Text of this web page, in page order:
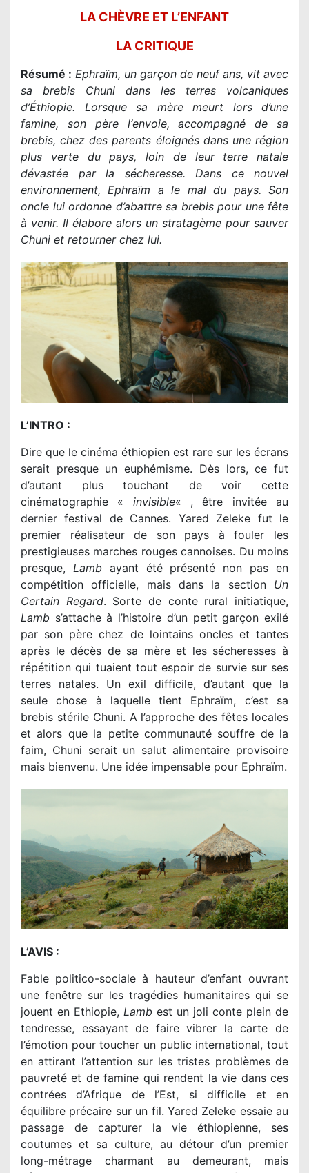
LA CHÈVRE ET L’ENFANT
LA CRITIQUE
Résumé : Ephraïm, un garçon de neuf ans, vit avec
sa brebis Chuni dans les terres volcaniques
d’Éthiopie. Lorsque sa mère meurt lors d’une
famine, son père l‘envoie, accompagné de sa
brebis, chez des parents éloignés dans une région
plus verte du pays, loin de leur terre natale
dévastée par la sécheresse. Dans ce nouvel
environnement, Ephraïm a le mal du pays. Son
oncle lui ordonne d’abattre sa brebis pour une fête
à venir. Il élabore alors un stratagème pour sauver
Chuni et retourner chez lui.
L’INTRO :
Dire que le cinéma éthiopien est rare sur les écrans
serait presque un euphémisme. Dès lors, ce fut
d’autant plus touchant de voir cette
cinématographie « invisible« , être invitée au
dernier festival de Cannes. Yared Zeleke fut le
premier réalisateur de son pays à fouler les
prestigieuses marches rouges cannoises. Du moins
presque, Lambayant été présenté non pas en
compétition officielle, mais dans la section Un
Certain Regard. Sorte de conte rural initiatique,
Lamb s’attache à l’histoire d’un petit garçon exilé
par son père chez de lointains oncles et tantes
après le décès de sa mère et les sécheresses à
répétition qui tuaient tout espoir de survie sur ses
terres natales. Un exil difficile, d’autant que la
seule chose à laquelle tient Ephraïm, c’est sa
brebis stérile Chuni. A l’approche des fêtes locales
et alors que la petite communauté souffre de la
faim, Chuni serait un salut alimentaire provisoire
mais bienvenu. Une idée impensable pour Ephraïm.
L’AVIS :
Fable politico-sociale à hauteur d’enfant ouvrant
une fenêtre sur les tragédies humanitaires qui se
jouent en Ethiopie, Lamb est un joli conte plein de
tendresse, essayant de faire vibrer la carte de
l’émotion pour toucher un public international, tout
en attirant l’attention sur les tristes problèmes de
pauvreté et de famine qui rendent la vie dans ces
contrées d’Afrique de l’Est, si difficile et en
équilibre précaire sur un fil. Yared Zeleke essaie au
passage de capturer la vie éthiopienne, ses
coutumes et sa culture, au détour d’un premier
long-métrage charmant au demeurant, mais